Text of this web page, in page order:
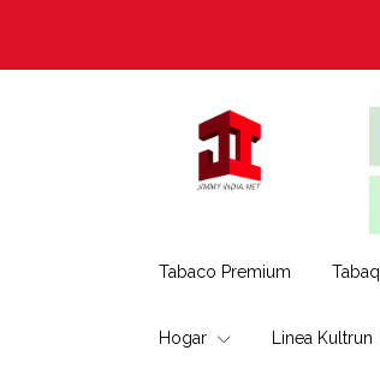
Tabaco Premium
Hogar Linea Kultrun